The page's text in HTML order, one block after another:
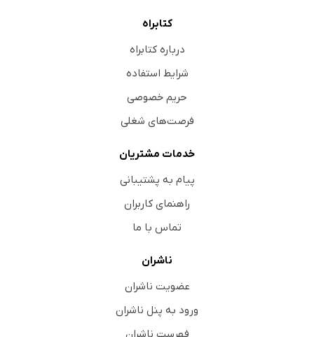
کتابراه
درباره کتابراه
شرایط استفاده
حریم خصوصی
فرصت‌های شغلی
خدمات مشتریان
پیام به پشتیبانی
راهنمای کاربران
تماس با ما
ناشران
عضویت ناشران
ورود به پنل ناشران